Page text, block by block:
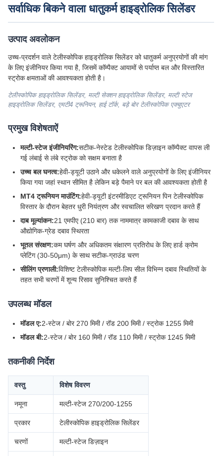
सर्वाधिक बिकने वाला धातुकर्म हाइड्रोलिक सिलेंडर
उत्पाद अवलोकन
उच्च-प्रदर्शन वाले टेलीस्कोपिक हाइड्रोलिक सिलेंडर को धातुकर्म अनुप्रयोगों की मांग
के लिए इंजीनियर किया गया है, जिसमें कॉम्पैक्ट आयामों से पर्याप्त बल और विस्तारित
स्ट्रोक क्षमताओं की आवश्यकता होती है।
टेलीस्कोपिक हाइड्रोलिक सिलेंडर, मल्टी सेक्शन हाइड्रोलिक सिलेंडर, मल्टी स्टेज
हाइड्रोलिक सिलेंडर, एमटी4 ट्रूनियन, हाई टॉर्क, बड़े बोर टेलीस्कोपिक एक्चुएटर
प्रमुख विशेषताऐं
मल्टी-स्टेज इंजीनियरिंग:सटीक-नेस्टेड टेलीस्कोपिक डिज़ाइन कॉम्पैक्ट वापस ली
गई लंबाई से लंबे स्ट्रोक को सक्षम बनाता है
उच्च बल घनत्व:हेवी-ड्यूटी उठाने और धकेलने वाले अनुप्रयोगों के लिए इंजीनियर
किया गया जहां स्थान सीमित है लेकिन बड़े पैमाने पर बल की आवश्यकता होती है
MT4 ट्रूनियन माउंटिंग:हेवी-ड्यूटी इंटरमीडिएट ट्रूनियन पिन टेलीस्कोपिक
विस्तार के दौरान बेहतर धुरी नियंत्रण और स्वचालित संरेखण प्रदान करते हैं
दाब मूल्यांकन:21 एमपीए (210 बार) तक नाममात्र कामकाजी दबाव के साथ
औद्योगिक-ग्रेड दबाव स्थिरता
भूतल संरक्षण:कम घर्षण और अधिकतम संक्षारण प्रतिरोध के लिए हार्ड क्रोम
प्लेटिंग (30-50μm) के साथ सटीक-ग्राउंड चरण
सीलिंग प्रणाली:विशिष्ट टेलीस्कोपिक मल्टी-लिप सील विभिन्न दबाव स्थितियों के
तहत सभी चरणों में शून्य रिसाव सुनिश्चित करते हैं
उपलब्ध मॉडल
मॉडल ए:2-स्टेज / बोर 270 मिमी / रॉड 200 मिमी / स्ट्रोक 1255 मिमी
मॉडल बी:2-स्टेज / बोर 160 मिमी / रॉड 110 मिमी / स्ट्रोक 1245 मिमी
तकनीकी निर्देश
वस्तु विशेष विवरण
नमूना मल्टी-स्टेज 270/200-1255
प्रकार टेलीस्कोपिक हाइड्रोलिक सिलेंडर
चरणों मल्टी-स्टेज डिज़ाइन